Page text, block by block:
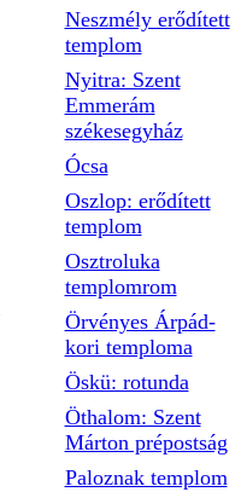
Neszmély erődített
templom
Nyitra: Szent
Emmerám
székesegyház
Ócsa
Oszlop: erődített
templom
Osztroluka
templomrom
Örvényes Árpád-
kori temploma
Öskü: rotunda
Öthalom: Szent
Márton prépostság
Paloznak templom